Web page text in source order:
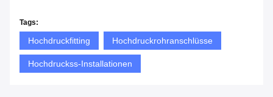
Tags:
Hochdruckfitting Hochdruckrohranschlüsse
Hochdruckss-Installationen